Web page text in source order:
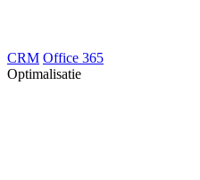
CRM Office 365
Optimalisatie